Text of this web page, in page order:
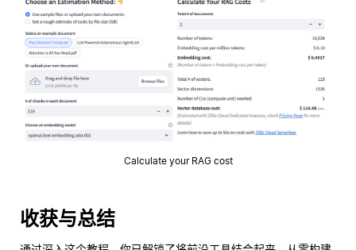
Calculate your RAG cost
收获与总结